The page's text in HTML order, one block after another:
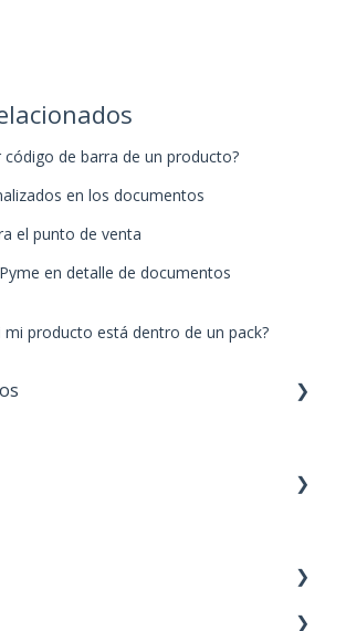
código de barra de un producto?
en los documentos
el punto de venta
en detalle de documentos
mi producto está dentro de un pack?
productos
de stock
clientes
ventas
tu cuenta